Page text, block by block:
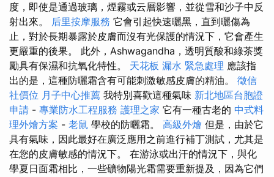
度，即使是通過玻璃，煙霧或云層影響，並從雪和沙子中反
射出來。 后里按摩服務 它會引起快速曬黑，直到曬傷為
止，對於長期暴露於皮膚而沒有光保護的情況下，它會產生
更嚴重的後果。 此外，Ashwagandha，透明質酸和綠茶獎
勵具有保濕和抗氧化特性。 天花板 漏水 緊急處理 應該指
出的是，這種防曬霜含有可能刺激敏感皮膚的精油。 徵信
社價位 月子中心推薦 我特別喜歡這種氣味 新北地區台胞證
申請 - 專業防水工程服務 護理之家 它有一種古老的 中式料
理外燴方案 - 老鼠 學校的防曬霜。 高級外燴 但是，由於它
具有氣味，因此最好在廣泛應用之前進行補丁測試，尤其是
在您的皮膚敏感的情況下。 在游泳或出汗的情況下，與化
學夏日面霜相比，一些礦物陽光霜需要重新提及，因為它們